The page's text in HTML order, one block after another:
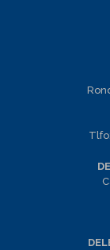
Tlfo: